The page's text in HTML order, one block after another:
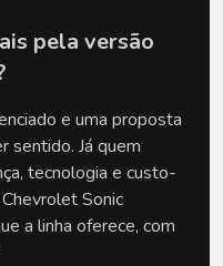
pela versão
e uma proposta
sentido. Já quem
tecnologia e custo-
Sonic
a linha oferece, com